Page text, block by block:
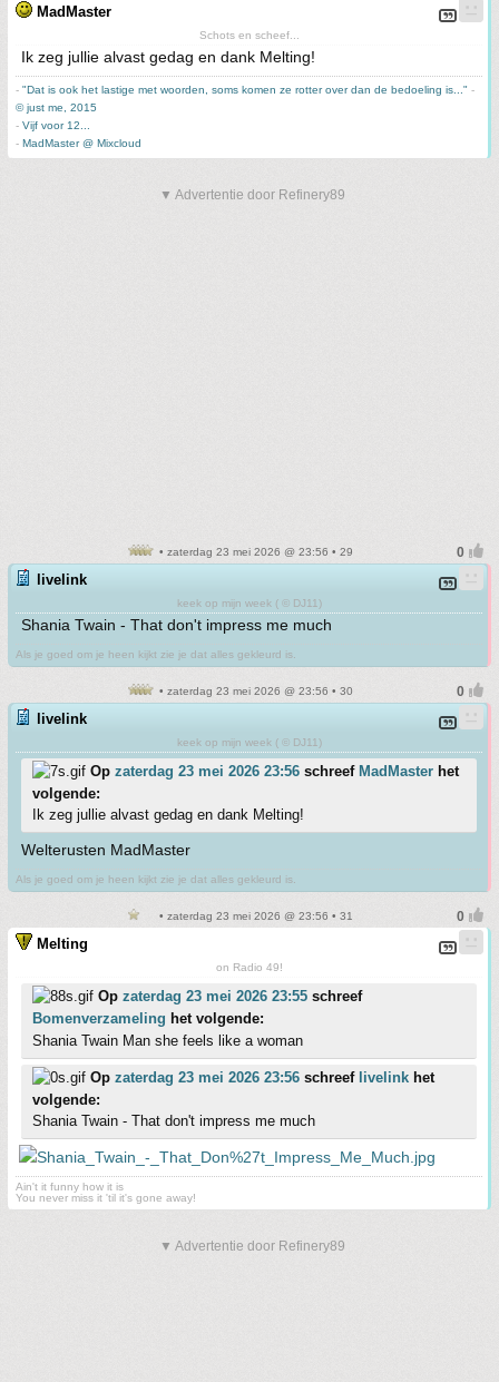
MadMaster
Schots en scheef...
Ik zeg jullie alvast gedag en dank Melting!
- "Dat is ook het lastige met woorden, soms komen ze rotter over dan de bedoeling is..." -
© just me, 2015
- Vijf voor 12...
- MadMaster @ Mixcloud
▼ Advertentie door Refinery89
• zaterdag 23 mei 2026 @ 23:56 • 29
livelink
keek op mijn week ( © DJ11)
Shania Twain - That don't impress me much
Als je goed om je heen kijkt zie je dat alles gekleurd is.
• zaterdag 23 mei 2026 @ 23:56 • 30
livelink
keek op mijn week ( © DJ11)
Op zaterdag 23 mei 2026 23:56 schreef MadMaster het
volgende:
Ik zeg jullie alvast gedag en dank Melting!
Welterusten MadMaster
Als je goed om je heen kijkt zie je dat alles gekleurd is.
• zaterdag 23 mei 2026 @ 23:56 • 31
Melting
on Radio 49!
Op zaterdag 23 mei 2026 23:55 schreef
Bomenverzameling het volgende:
Shania Twain Man she feels like a woman
Op zaterdag 23 mei 2026 23:56 schreef livelink het
volgende:
Shania Twain - That don't impress me much
Ain't it funny how it is
You never miss it 'til it's gone away!
▼ Advertentie door Refinery89